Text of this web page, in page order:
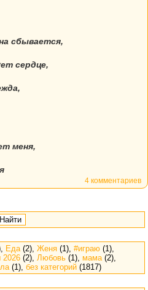
сбывается,
сердце,
меня,
4 комментариев
Найти
Еда(2), Женя (1), #играю (1),
2026 (2), Любовь (1), мама(2),
(1), без категорий (1817)